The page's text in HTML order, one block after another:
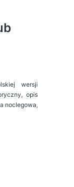
wersji
opis
noclegowa,